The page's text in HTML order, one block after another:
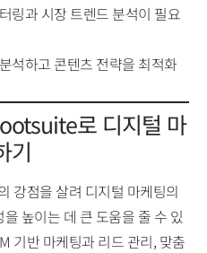
링과 시장 트렌드 분석이 필요
석하고 콘텐츠 전략을 최적화
로 디지털 마
기
강점을 살려 디지털 마케팅의
높이는 데 큰 도움을 줄 수 있
기반 마케팅과 리드 관리, 맞춤